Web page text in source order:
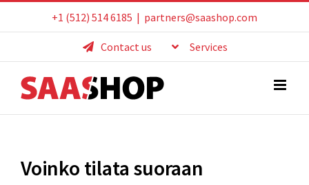
to
+1 (512) 514 6185 | partners@saashop.com
Contact us Services
Voinko tilata suoraan